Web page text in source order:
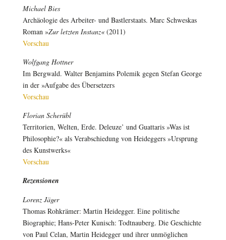
Michael Bies
Archäologie des Arbeiter- und Bastlerstaats. Marc Schweskas
Roman »Zur letzten Instanz«(2011)
Vorschau
Wolfgang Hottner
Im Bergwald. Walter Benjamins Polemik gegen Stefan George
in der »Aufgabe des Übersetzers
Vorschau
Florian Scherübl
Territorien, Welten, Erde. Deleuze’ und Guattaris »Was ist
Philosophie?« als Verabschiedung von Heideggers »Ursprung
des Kunstwerks«
Vorschau
Rezensionen
Lorenz Jäger
Thomas Rohkrämer: Martin Heidegger. Eine politische
Biographie; Hans-Peter Kunisch: Todtnauberg. Die Geschichte
von Paul Celan, Martin Heidegger und ihrer unmöglichen